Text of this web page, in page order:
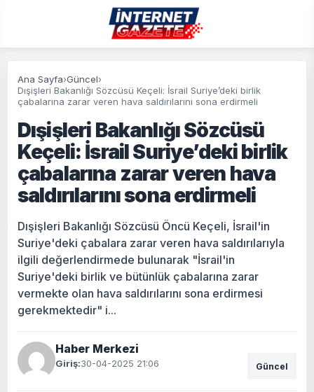
Ana Sayfa›Güncel›
Dışişleri Bakanlığı Sözcüsü Keçeli: İsrail Suriye’deki birlik
çabalarına zarar veren hava saldırılarını sona erdirmeli
Dışişleri Bakanlığı Sözcüsü
Keçeli: İsrail Suriye’deki birlik
çabalarına zarar veren hava
saldırılarını sona erdirmeli
Dışişleri Bakanlığı Sözcüsü Öncü Keçeli, İsrail'in
Suriye'deki çabalara zarar veren hava saldırılarıyla
ilgili değerlendirmede bulunarak "İsrail'in
Suriye'deki birlik ve bütünlük çabalarına zarar
vermekte olan hava saldırılarını sona erdirmesi
gerekmektedir" i...
Haber Merkezi
Giriş:30-04-2025 21:06 Güncel